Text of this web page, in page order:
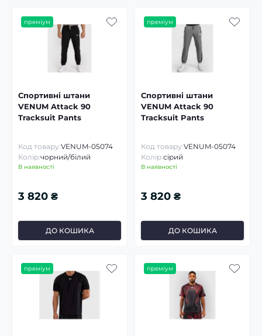
преміум
Спортивні штани
VENUM Attack 90
Tracksuit Pants
Код товару:VENUM-05074
Колір:чорний/білий
В наявності
3 820 ₴
ДО КОШИКА
преміум
Спортивні штани
VENUM Attack 90
Tracksuit Pants
Код товару:VENUM-05074
Колір:сірий
В наявності
3 820 ₴
ДО КОШИКА
преміум преміум